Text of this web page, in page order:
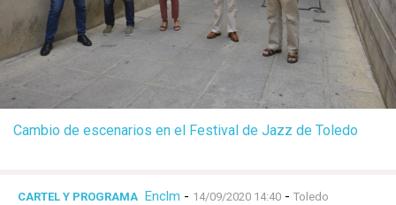
Cambio de escenarios en el Festival de Jazz de Toledo
CARTEL Y PROGRAMA Enclm - 14/09/2020 14:40 - Toledo